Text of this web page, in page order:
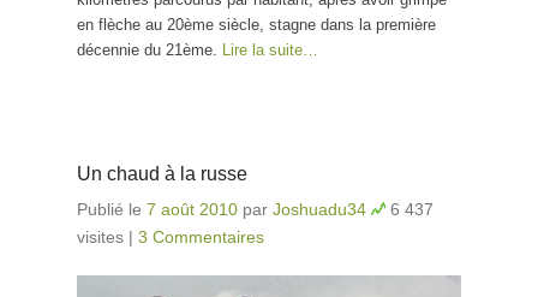
en flèche au 20ème siècle, stagne dans la première
décennie du 21ème. Lire la suite…
Un chaud à la russe
Publié le 7 août 2010 par Joshuadu34
6 437
visites | 3 Commentaires